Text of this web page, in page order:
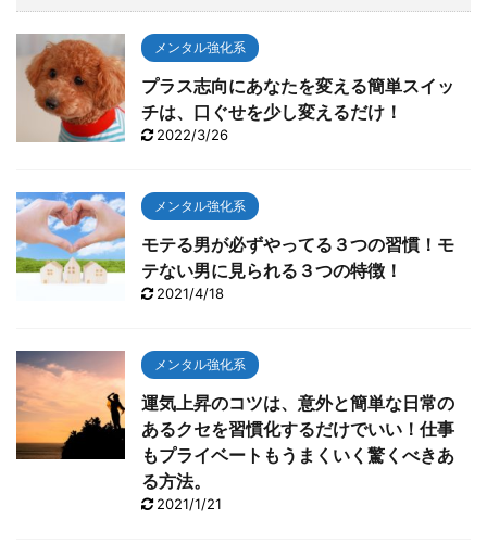
ポーズ。 いやあカッコよすぎて「やったー！！」と思
わずTVに向って叫んでしまいました。 今回は、肝心な
とこ ...
メンタル強化系
プラス志向にあなたを変える簡単スイッ
チは、口ぐせを少し変えるだけ！
2022/3/26
メンタル強化系
モテる男が必ずやってる３つの習慣！モ
テない男に見られる３つの特徴！
2021/4/18
メンタル強化系
運気上昇のコツは、意外と簡単な日常の
あるクセを習慣化するだけでいい！仕事
もプライベートもうまくいく驚くべきあ
る方法。
2021/1/21